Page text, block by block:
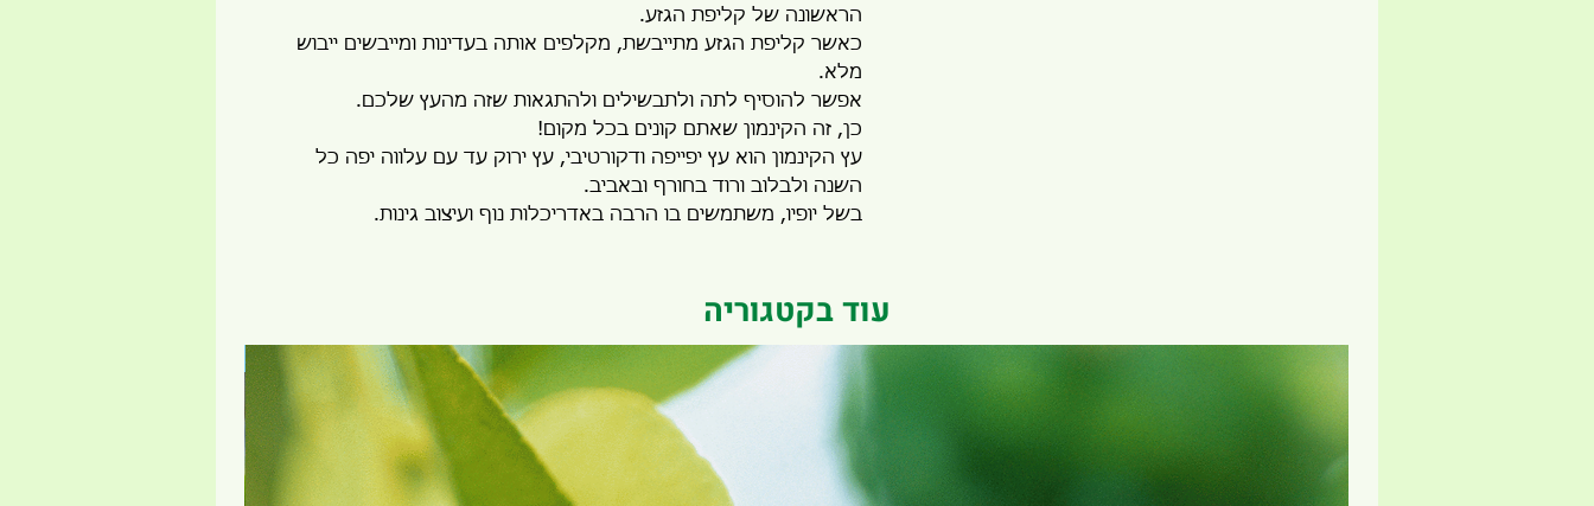
הראשונה של קליפת הגזע.
כאשר קליפת הגזע מתייבשת, מקלפים אותה בעדינות ומייבשים ייבוש
מלא.
אפשר להוסיף לתה ולתבשילים ולהתגאות שזה מהעץ שלכם.
כן, זה הקינמון שאתם קונים בכל מקום!
עץ הקינמון הוא עץ יפייפה ודקורטיבי, עץ ירוק עד עם עלווה יפה כל
השנה ולבלוב ורוד בחורף ובאביב.
בשל יופיו, משתמשים בו הרבה באדריכלות נוף ועיצוב גינות.
עוד בקטגוריה